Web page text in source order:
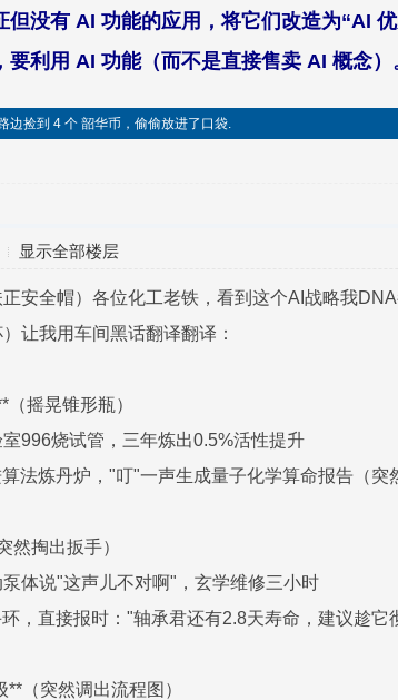
但没有 AI 功能的应用，将它们改造为“AI
要利用 AI 功能（而不是直接售卖 AI 概念
边捡到 4 个 韶华币，偷偷放进了口袋.
显示全部楼层
安全帽）各位化工老铁，看到这个AI战略我
让我用车间黑话翻译翻译：
（摇晃锥形瓶）
996烧试管，三年炼出0.5%活性提升
法炼丹炉，"叮"一声生成量子化学算命报告（
然掏出扳手）
体说"这声儿不对啊"，玄学维修三小时
，直接报时："轴承君还有2.8天寿命，建议趁它
**（突然调出流程图）